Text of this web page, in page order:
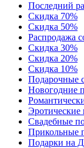
Последний
Скидка 70%
Скидка 50%
Распродажа
Скидка 30%
Скидка 20%
Скидка 10%
Подарочные
Новогодние
Эротические
Свадебные
Прикольные
Подарки на